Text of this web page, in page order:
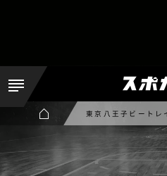
東京八王子ビート